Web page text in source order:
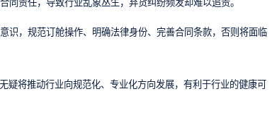
识，规范订舱操作、明确法律身份、完善合同条款，否则将面临
疑将推动行业向规范化、专业化方向发展，有利于行业的健康可